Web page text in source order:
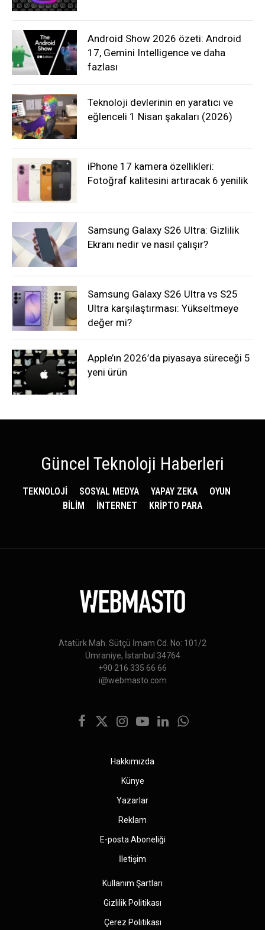
Android Show 2026 özeti: Android
17, Gemini Intelligence ve daha
fazlası
Teknoloji devlerinin en yaratıcı ve
eğlenceli 1 Nisan şakaları (2026)
iPhone 17 kamera özellikleri:
Fotoğraf kalitesini artıracak 6 yenilik
Samsung Galaxy S26 Ultra: Gizlilik
Ekranı nedir ve nasıl çalışır?
Samsung Galaxy S26 Ultra vs S25
Ultra karşılaştırması: Yükseltmeye
değer mi?
Apple’ın 2026’da piyasaya süreceği 5
yeni ürün
Güncel Teknoloji Haberleri
TEKNOLOJİ SOSYAL MEDYA YAPAY ZEKA
OYUN
BİLİM
İNTERNET KRİPTO PARA
Atatürk Mah. Sütçü İmam Cd. No: 101/2
Ümraniye, İstanbul 34764
+90 216 335 66 66
i@webmasto.com
Facebook
X
Instagram
YouTubeLinkedInWhatsApp
Hakkımızda
Künye
Yazarlar
Reklam
E-posta Aboneliği
İletişim
Kullanım Şartları
Gizlilik Politikası
Çerez Politikası